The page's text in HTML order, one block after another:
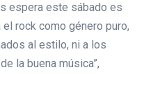
espera este sábado es
rock como género puro,
al estilo, ni a los
la buena música”,